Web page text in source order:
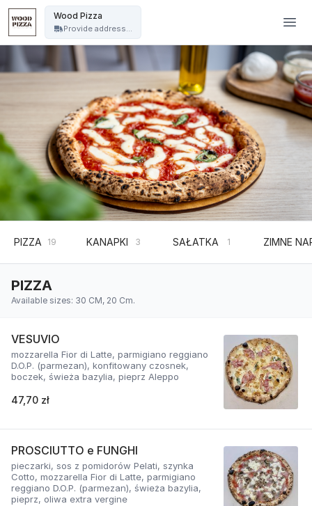
Wood Pizza
Provide address...
PIZZA 19 KANAPKI 3 SAŁATKA 1 ZIMNE
PIZZA
Available sizes: 30 CM, 20 Cm.
VESUVIO
mozzarella Fior di Latte, parmigiano reggiano
D.O.P. (parmezan), konfitowany czosnek,
boczek, świeża bazylia, pieprz Aleppo
47,70 zł
PROSCIUTTO e FUNGHI
pieczarki, sos z pomidorów Pelati, szynka
Cotto, mozzarella Fior di Latte, parmigiano
reggiano D.O.P. (parmezan), świeża bazylia,
pieprz, oliwa extra vergine